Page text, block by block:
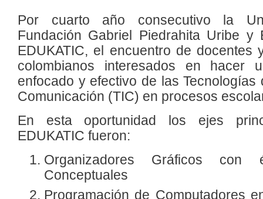
Por cuarto año consecutivo la
Fundación Gabriel Piedrahita Uribe y
EDUKATIC, el encuentro de docentes
colombianos interesados en hacer
enfocado y efectivo de las
Comunicación (TIC) en procesos
En esta oportunidad los ejes
EDUKATIC fueron:
Organizadores Gráficos con
Conceptuales
Programación de Computadores